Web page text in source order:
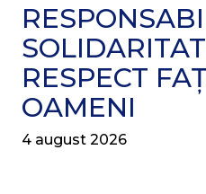
RESPECT
OAMENI
4 august 2026